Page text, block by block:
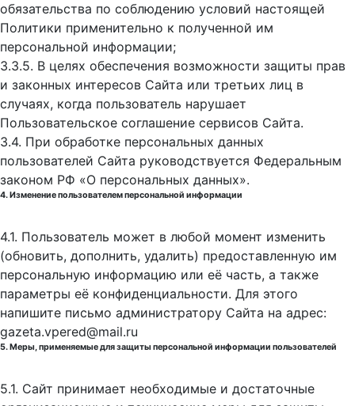
обязательства по соблюдению условий настоящей
Политики применительно к полученной им
персональной информации;
3.3.5. В целях обеспечения возможности защиты прав
и законных интересов Сайта или третьих лиц в
случаях, когда пользователь нарушает
Пользовательское соглашение сервисов Сайта.
3.4. При обработке персональных данных
пользователей Сайта руководствуется Федеральным
законом РФ «О персональных данных».
4. Изменение пользователем персональной информации
4.1. Пользователь может в любой момент изменить
(обновить, дополнить, удалить) предоставленную им
персональную информацию или её часть, а также
параметры её конфиденциальности. Для этого
напишите письмо администратору Сайта на адрес:
gazeta.vpered@mail.ru
5. Меры, применяемые для защиты персональной информации пользователей
5.1. Сайт принимает необходимые и достаточные